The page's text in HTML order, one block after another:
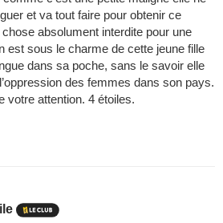
et va tout faire pour obtenir ce
absolument interdite pour une
est sous le charme de cette jeune fille
dans sa poche, sans le savoir elle
des femmes dans son pays.
votre attention. 4 étoiles.